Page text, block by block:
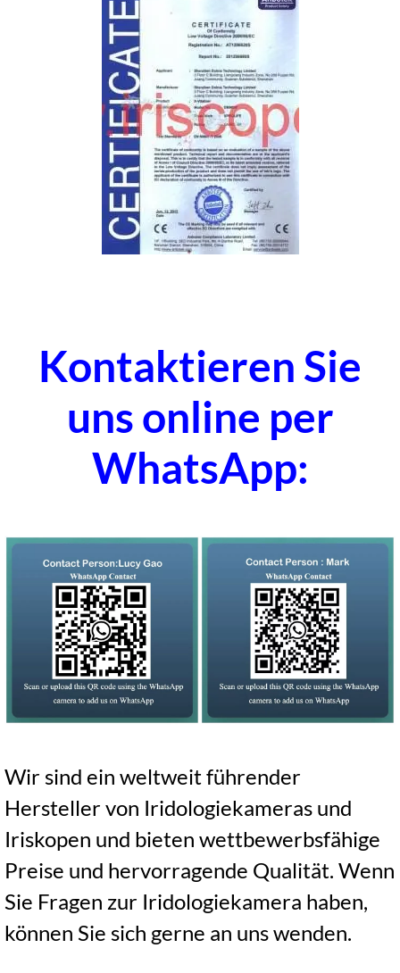
Kontaktieren Sie
uns online per
WhatsApp:
Wir sind ein weltweit führender
Hersteller von Iridologiekameras und
Iriskopen und bieten wettbewerbsfähige
Preise und hervorragende Qualität. Wenn
Sie Fragen zur Iridologiekamera haben,
können Sie sich gerne an uns wenden.